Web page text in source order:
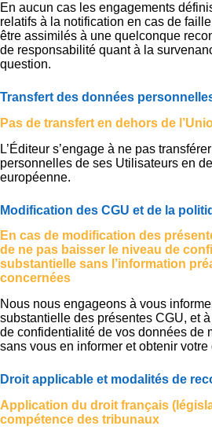
En aucun cas les engagements
relatifs à la notification en cas de
être assimilés à une quelconque
de responsabilité quant à la
question.
Transfert des données
Pas de transfert en dehors de
L’Éditeur s’engage à ne pas
personnelles de ses Utilisateurs en
européenne.
Modification des CGU et de la
En cas de modification des
de ne pas baisser le niveau de
substantielle sans l’information
concernées
Nous nous engageons à vous
substantielle des présentes CGU, et
de confidentialité de vos données de
sans vous en informer et obtenir votre
Droit applicable et modalités de
Application du droit français
compétence des tribunaux